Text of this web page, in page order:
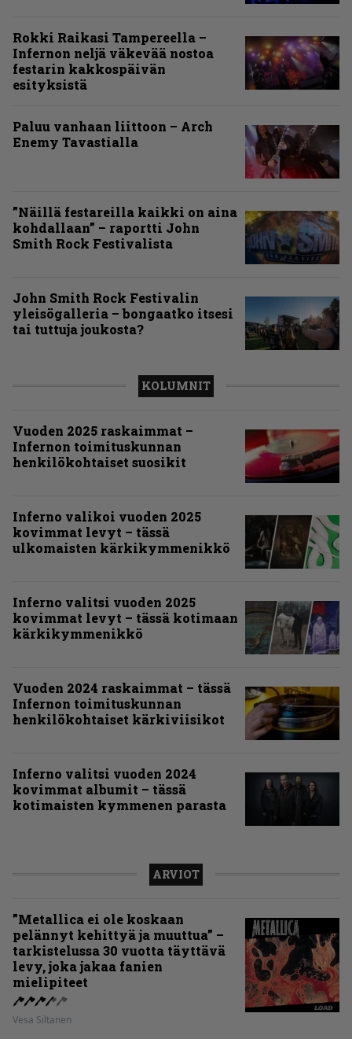
Rokki Raikasi Tampereella –
Infernon neljä väkevää nostoa
festarin kakkospäivän
esityksistä
Paluu vanhaan liittoon – Arch
Enemy Tavastialla
”Näillä festareilla kaikki on aina
kohdallaan” – raportti John
Smith Rock Festivalista
John Smith Rock Festivalin
yleisögalleria – bongaatko itsesi
tai tuttuja joukosta?
KOLUMNIT
Vuoden 2025 raskaimmat –
Infernon toimituskunnan
henkilökohtaiset suosikit
Inferno valikoi vuoden 2025
kovimmat levyt – tässä
ulkomaisten kärkikymmenikkö
Inferno valitsi vuoden 2025
kovimmat levyt – tässä kotimaan
kärkikymmenikkö
Vuoden 2024 raskaimmat – tässä
Infernon toimituskunnan
henkilökohtaiset kärkiviisikot
Inferno valitsi vuoden 2024
kovimmat albumit – tässä
kotimaisten kymmenen parasta
ARVIOT
”Metallica ei ole koskaan
pelännyt kehittyä ja muuttua” –
tarkistelussa 30 vuotta täyttävä
levy, joka jakaa fanien
mielipiteet
Vesa Siltanen